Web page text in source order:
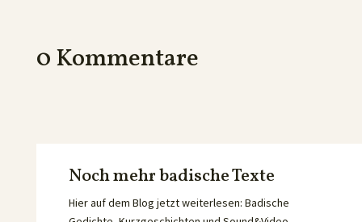
0 Kommentare
Noch mehr badische Texte
Hier auf dem Blog jetzt weiterlesen: Badische